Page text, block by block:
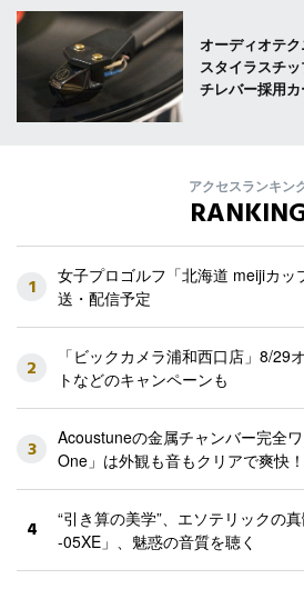
オーディオテク
スタイラスチ
チレバー採用
アクセスランキン
1
女子プロゴルフ「北海道 meijiカッ
送・配信予定
2
「ビックカメラ浦和西口店」8/
トなどのキャンペーンも
3
Acoustuneの金属チャンバー完全
One」は外観も音もクリアで爽快！
4
“引き算の美学”、エソテリックの
-05XE」、魅惑の音質を聴く